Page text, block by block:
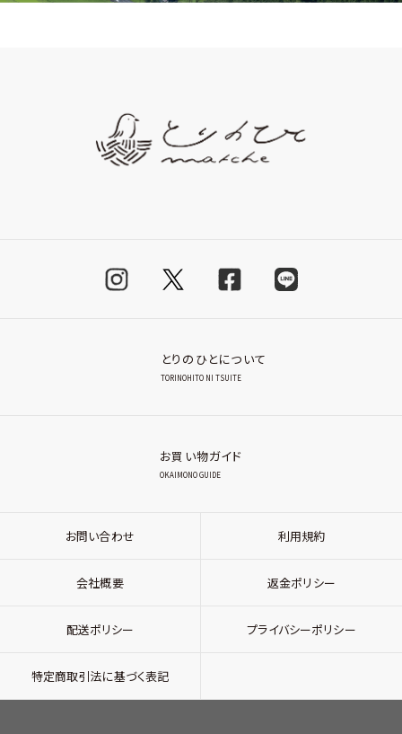
とりのひとについて
TORINOHITO NI TSUITE
お買い物ガイド
OKAIMONO GUIDE
お問い合わせ 利用規約
会社概要 返金ポリシー
配送ポリシー プライバシーポリシー
特定商取引法に基づく表記